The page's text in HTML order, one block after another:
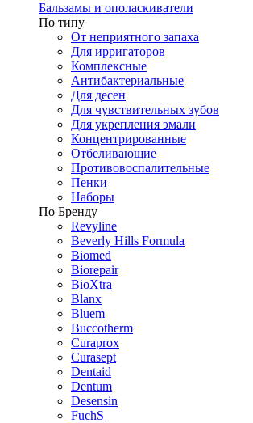
Бальзамы и ополаскиватели
По типу
От неприятного запаха
Для ирригаторов
Комплексные
Антибактериальные
Для десен
Для чувствительных зубов
Для укрепления эмали
Концентрированные
Отбеливающие
Противовоспалительные
Пенки
Наборы
По Бренду
Revyline
Beverly Hills Formula
Biomed
Biorepair
BioXtra
Blanx
Bluem
Buccotherm
Curaprox
Curasept
Dentaid
Dentum
Desensin
FuchS